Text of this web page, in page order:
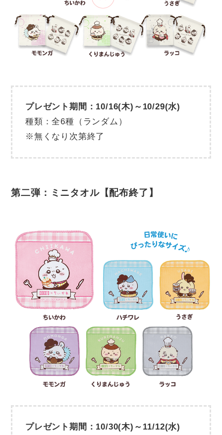
プレゼント期間：10/16(木)～10/29(水)
種類：全6種（ランダム）
※無くなり次第終了
第二弾：ミニタオル【配布終了】
プレゼント期間：10/30(木)～11/12(水)